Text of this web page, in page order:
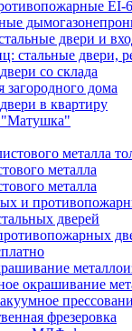
EI-
двери и
стальные двери,
со склада
загородного дома
в квартиру
металла
металла
металла
и
дверей
окрашивание
фрезеровка